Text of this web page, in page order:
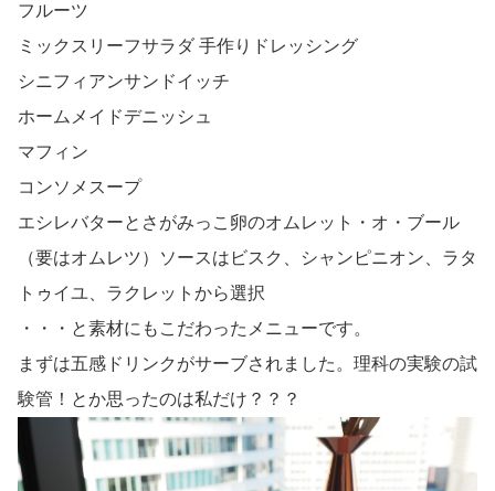
フルーツ
ミックスリーフサラダ 手作りドレッシング
シニフィアンサンドイッチ
ホームメイドデニッシュ
マフィン
コンソメスープ
エシレバターとさがみっこ卵のオムレット・オ・ブール
（要はオムレツ）ソースはビスク、シャンピニオン、ラタ
トゥイユ、ラクレットから選択
・・・と素材にもこだわったメニューです。
まずは五感ドリンクがサーブされました。理科の実験の試
験管！とか思ったのは私だけ？？？